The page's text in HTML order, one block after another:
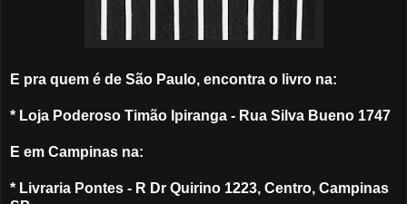
E pra quem é de São Paulo, encontra o livro na:
* Loja Poderoso Timão Ipiranga - Rua Silva Bueno 1747
E em Campinas na:
* Livraria Pontes - R Dr Quirino 1223, Centro, Campinas